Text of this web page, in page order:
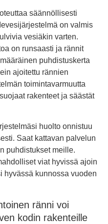
säännöllisesti
on valmis
vesiäkin varten.
on runsaasti ja rännit
puhdistuskerta
ajoitettu rännien
toimintavarmuutta
rakenteet ja säästät
huolto onnistuu
Saat kattavan palvelun
puhdistukset meille.
viat hyvissä ajoin
hyvässä kunnossa vuoden
ränni voi
kodin rakenteille